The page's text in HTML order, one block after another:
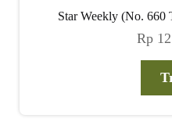
Star Weekly (No.
Rp